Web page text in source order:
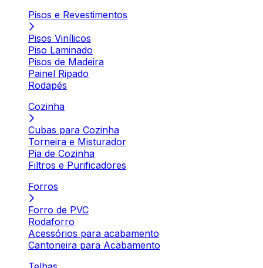
Pisos e Revestimentos
Pisos Vinílicos
Piso Laminado
Pisos de Madeira
Painel Ripado
Rodapés
Cozinha
Cubas para Cozinha
Torneira e Misturador
Pia de Cozinha
Filtros e Purificadores
Forros
Forro de PVC
Rodaforro
Acessórios para acabamento
Cantoneira para Acabamento